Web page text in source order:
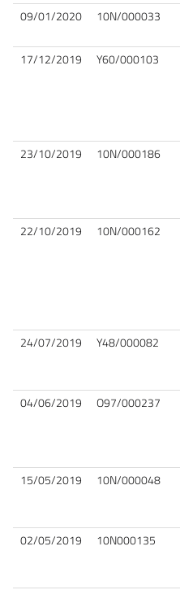
09/01/2020 10N/000033
17/12/2019 Y60/000103
23/10/2019 10N/000186
22/10/2019 10N/000162
24/07/2019 Y48/000082
04/06/2019 O97/000237
15/05/2019 10N/000048
02/05/2019 10N000135